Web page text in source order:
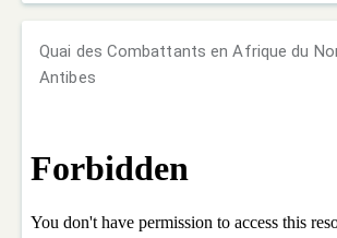
Quai des Combattants en Afrique du
Antibes